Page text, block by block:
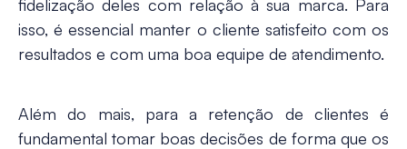
fidelização deles com relação à sua marca. Para
isso, é essencial manter o cliente satisfeito com os
resultados e com uma boa equipe de atendimento.
Além do mais, para a retenção de clientes é
fundamental tomar boas decisões de forma que os